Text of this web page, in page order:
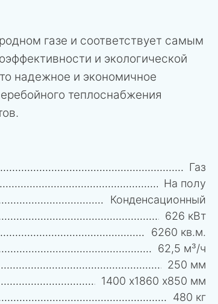
газе и соответствует самым
и экологической
надежное и экономичное
теплоснабжения
Газ
На полу
Конденсационный
626 кВт
6260 кв.м.
62,5 м³/ч
250 мм
1400 х1860 х850 мм
480 кг